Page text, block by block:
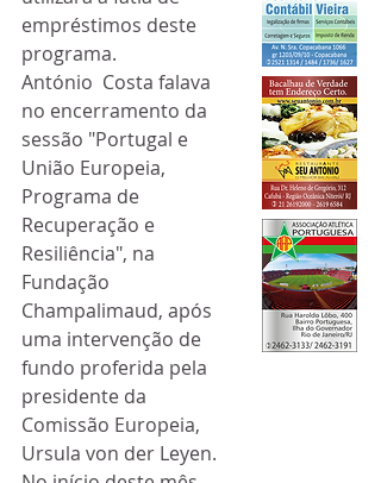
empréstimos deste
programa.
António  Costa falava
no encerramento da
sessão "Portugal e
União Europeia,
Programa de
Recuperação e
Resiliência", na
Fundação
Champalimaud, após
uma intervenção de
fundo proferida pela
presidente da
Comissão Europeia,
Ursula von der Leyen.